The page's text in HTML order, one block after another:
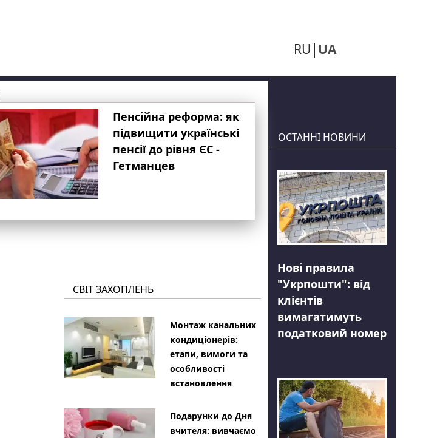
RU UA
Пенсійна реформа: як
підвищити українські
пенсії до рівня ЄС -
Гетманцев
СВІТ ЗАХОПЛЕНЬ
Монтаж канальних
кондиціонерів:
етапи, вимоги та
особливості
встановлення
Подарунки до Дня
вчителя: вивчаємо
ОСТАННІ НОВИНИ
Нові правила
"Укрпошти": від
клієнтів
вимагатимуть
податковий номер